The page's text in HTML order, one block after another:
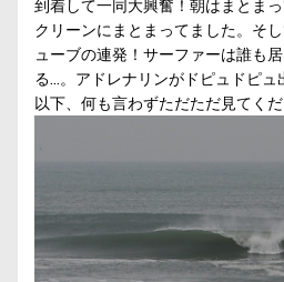
到着して一同大興奮！朝はまとま
クリーンにまとまってました。そ
ューブの連発！サーファーは誰も
る…。アドレナリンがドピュドピュ
以下、何も言わずただただ見てくだ